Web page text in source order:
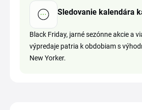
Sledovanie kalendára
Black Friday, jarné sezónne akcie a
výpredaje patria k obdobiam s
New Yorker.